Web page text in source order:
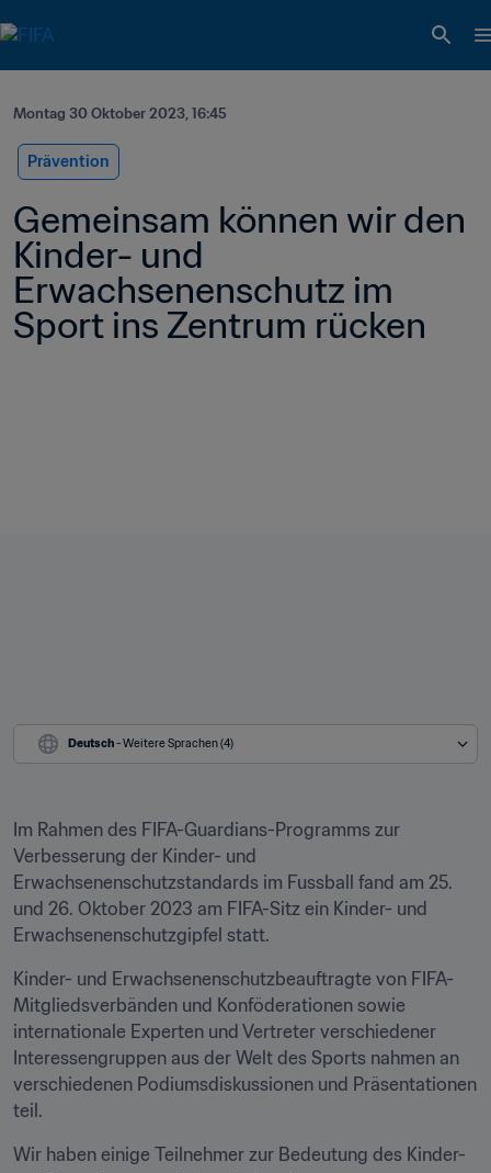
Montag 30 Oktober 2023, 16:45
Prävention
Gemeinsam können wir den
Kinder- und
Erwachsenenschutz im
Sport ins Zentrum rücken
Deutsch - Weitere Sprachen (4)
Im Rahmen des FIFA-Guardians-Programms zur
Verbesserung der Kinder- und
Erwachsenenschutzstandards im Fussball fand am 25.
und 26. Oktober 2023 am FIFA-Sitz ein Kinder- und
Erwachsenenschutzgipfel statt.
Kinder- und Erwachsenenschutzbeauftragte von FIFA-
Mitgliedsverbänden und Konföderationen sowie
internationale Experten und Vertreter verschiedener
Interessengruppen aus der Welt des Sports nahmen an
verschiedenen Podiumsdiskussionen und Präsentationen
teil.
Wir haben einige Teilnehmer zur Bedeutung des Kinder-